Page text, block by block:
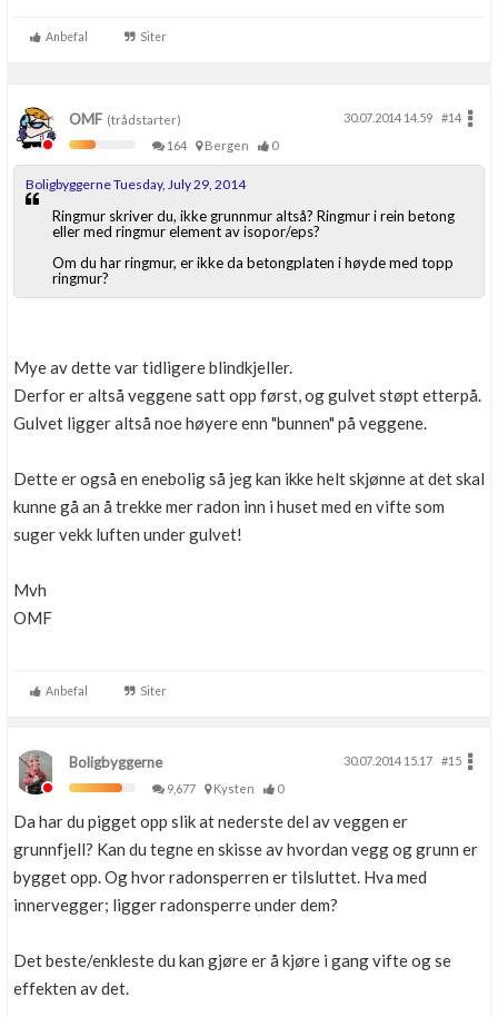
Anbefal Siter
OMF (trådstarter) 30.07.2014 14.59
#14
164
Bergen 0
Boligbyggerne Tuesday, July 29, 2014
Ringmur skriver du, ikke grunnmur altså? Ringmur i rein betong
eller med ringmur element av isopor/eps?
Om du har ringmur, er ikke da betongplaten i høyde med topp
ringmur?
Mye av dette var tidligere blindkjeller.
Derfor er altså veggene satt opp først, og gulvet støpt etterpå.
Gulvet ligger altså noe høyere enn "bunnen" på veggene.
Dette er også en enebolig så jeg kan ikke helt skjønne at det skal
kunne gå an å trekke mer radon inn i huset med en vifte som
suger vekk luften under gulvet!
Mvh
OMF
Anbefal Siter
Boligbyggerne 30.07.2014 15.17
#15
9,677
Kysten 0
Da har du pigget opp slik at nederste del av veggen er
grunnfjell? Kan du tegne en skisse av hvordan vegg og grunn er
bygget opp. Og hvor radonsperren er tilsluttet. Hva med
innervegger; ligger radonsperre under dem?
Det beste/enkleste du kan gjøre er å kjøre i gang vifte og se
effekten av det.